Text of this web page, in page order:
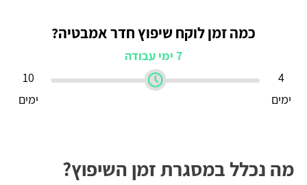
כמה זמן לוקח שיפוץ חדר אמבטיה?
7 ימי עבודה
4
ימים
10
ימים
מה נכלל במסגרת זמן השיפוץ?